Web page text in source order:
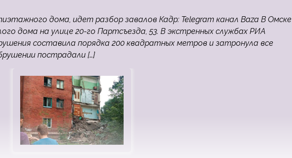
дома, идет разбор завалов Кадр: Telegram канал Baza В Омске
дома на улице 20-го Партсъезда, 53. В экстренных службах РИА
составила порядка 200 квадратных метров и затронула все
пострадали […]